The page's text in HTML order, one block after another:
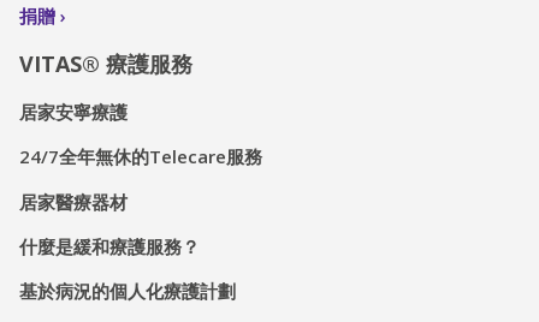
捐贈
VITAS® 療護服務
居家安寧療護
24/7全年無休的Telecare服務
居家醫療器材
什麼是緩和療護服務？
基於病況的個人化療護計劃